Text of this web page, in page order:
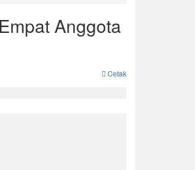
Anggota
Cetak